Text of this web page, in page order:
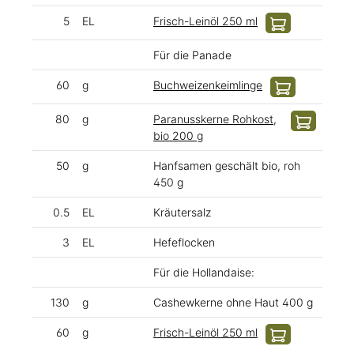
5 EL Frisch-Leinöl 250 ml
Für die Panade
60 g Buchweizenkeimlinge
80 g
Paranusskerne Rohkost,
bio 200 g
50 g
Hanfsamen geschält bio, roh
450 g
0.5 EL Kräutersalz
3 EL Hefeflocken
Für die Hollandaise:
130 g Cashewkerne ohne Haut 400 g
60 g Frisch-Leinöl 250 ml